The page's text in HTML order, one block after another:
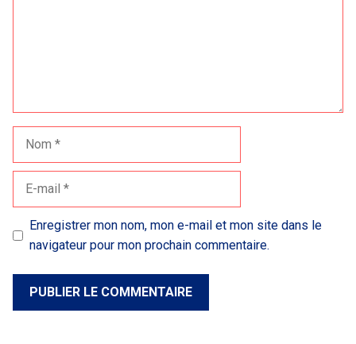
Nom
Enregistrer mon nom, mon e-mail et mon site dans le
navigateur pour mon prochain commentaire.